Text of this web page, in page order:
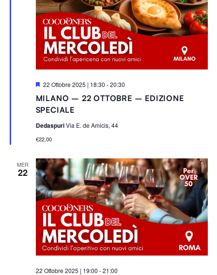
MILANO – 22 OTTOBRE – EDIZIONE
SPECIALE
S
g
n
l
a
t
22 Ottobre 2025 | 18:30 -20:30
DedaspuriVia E. de Amicis, 44
€22,00
MER
22
22 Ottobre 2025 | 19:00 -21:00